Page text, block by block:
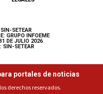
SETEAR
GRUPO INFOEME
DE JULIO 2026
SIN-SETEAR
portales de noticias
derechos reservados.